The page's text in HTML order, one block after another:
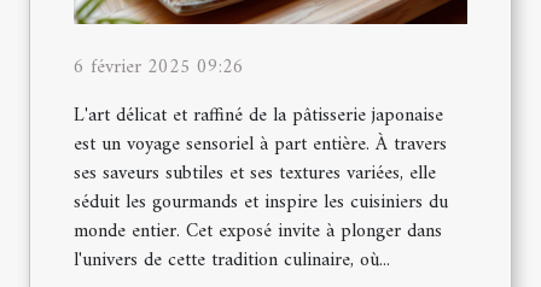
6 février 2025 09:26
L'art délicat et raffiné de la pâtisserie japonaise
est un voyage sensoriel à part entière. À travers
ses saveurs subtiles et ses textures variées, elle
séduit les gourmands et inspire les cuisiniers du
monde entier. Cet exposé invite à plonger dans
l'univers de cette tradition culinaire, où...